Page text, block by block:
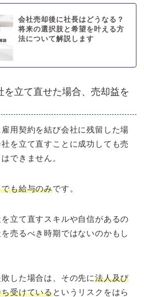
会社売却後に社長はどうなる？
将来の選択肢と希望を叶える方
法について解説します
立て直せた場合、売却益を
用契約を結び会社に残留した場
を立て直すことに成功しても売
できません。
も給与のみです。
立て直すスキルや自信があるの
売るべき時期ではないのかもし
した場合は、その先に法人及び
受けているというリスクをはら